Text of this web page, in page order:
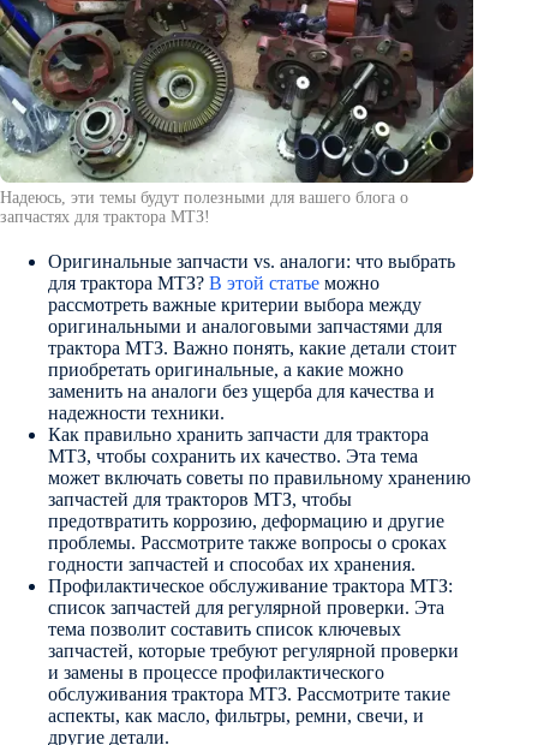
Надеюсь, эти темы будут полезными для вашего блога о
запчастях для трактора МТЗ!
Оригинальные запчасти vs. аналоги: что выбрать
для трактора МТЗ? В этой статье можно
рассмотреть важные критерии выбора между
оригинальными и аналоговыми запчастями для
трактора МТЗ. Важно понять, какие детали стоит
приобретать оригинальные, а какие можно
заменить на аналоги без ущерба для качества и
надежности техники.
Как правильно хранить запчасти для трактора
МТЗ, чтобы сохранить их качество. Эта тема
может включать советы по правильному хранению
запчастей для тракторов МТЗ, чтобы
предотвратить коррозию, деформацию и другие
проблемы. Рассмотрите также вопросы о сроках
годности запчастей и способах их хранения.
Профилактическое обслуживание трактора МТЗ:
список запчастей для регулярной проверки. Эта
тема позволит составить список ключевых
запчастей, которые требуют регулярной проверки
и замены в процессе профилактического
обслуживания трактора МТЗ. Рассмотрите такие
аспекты, как масло, фильтры, ремни, свечи, и
другие детали.